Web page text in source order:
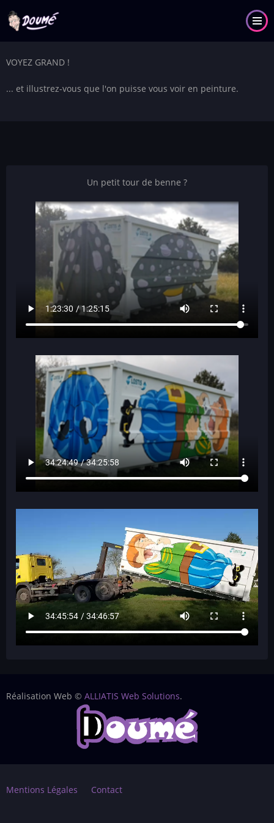
au
VOYEZ GRAND !
... et illustrez-vous que l'on puisse vous voir en peinture.
Un petit tour de benne ?
Réalisation Web © ALLIATIS Web Solutions.
Footer
Mentions Légales Contact